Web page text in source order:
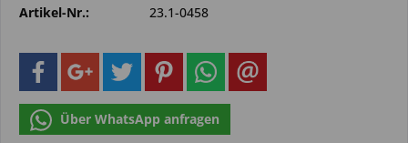
Artikel-Nr.: 23.1-0458
Über WhatsApp anfragen